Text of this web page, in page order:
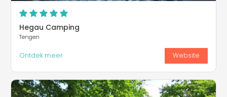
Hegau Camping
Tengen
Ontdek meer Website